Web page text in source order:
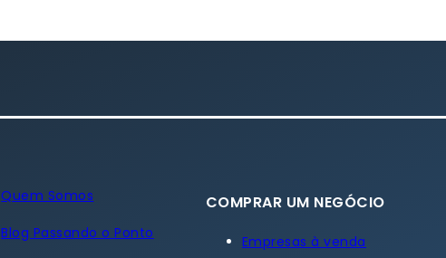
Quem Somos
Blog Passando o Ponto
COMPRAR UM NEGÓCIO
Empresas à venda